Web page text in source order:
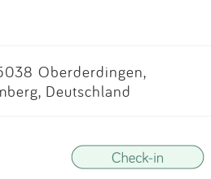
Oberderdingen,
Deutschland